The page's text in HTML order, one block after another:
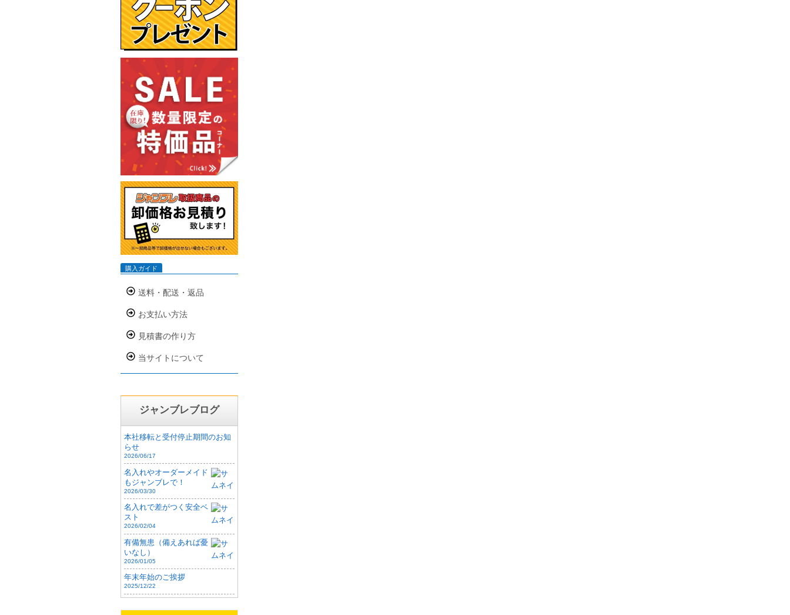
購入ガイド
送料・配送・返品
お支払い方法
見積書の作り方
当サイトについて
ジャンブレブログ
本社移転と受付停止期間のお知
らせ
2026/06/17
名入れやオーダーメイド
もジャンブレで！
2026/03/30
名入れで差がつく安全ベ
スト
2026/02/04
有備無患（備えあれば憂
いなし）
2026/01/05
年末年始のご挨拶
2025/12/22